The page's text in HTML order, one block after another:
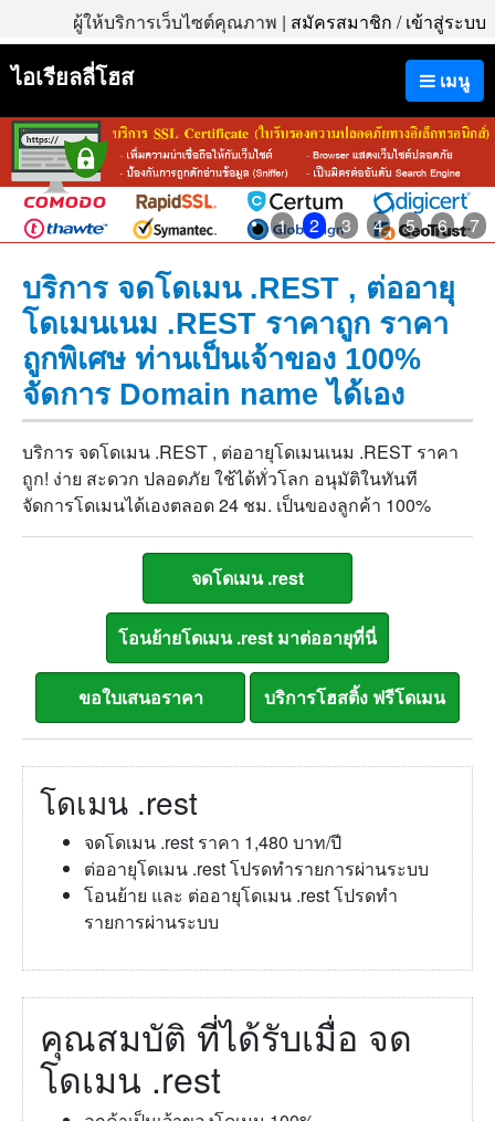
ผู้ให้บริการเว็บไซต์คุณภาพ | สมัครสมาชิก /เข้าสู่ระบบ
เมนู
ไอเรียลลี่โฮส
1 2 3 4 5 6 7
บริการ จดโดเมน .REST , ต่ออายุ
โดเมนเนม .REST ราคาถูก ราคา
ถูกพิเศษ ท่านเป็นเจ้าของ 100%
จัดการ Domain name ได้เอง
บริการ จดโดเมน .REST , ต่ออายุโดเมนเนม .REST ราคา
ถูก! ง่าย สะดวก ปลอดภัย ใช้ได้ทั่วโลก อนุมัติในทันที
จัดการโดเมนได้เองตลอด 24 ชม. เป็นของลูกค้า 100%
โดเมน .rest
จดโดเมน .rest ราคา 1,480 บาท/ปี
ต่ออายุโดเมน .rest โปรดทำรายการผ่านระบบ
โอนย้าย และ ต่ออายุโดเมน .rest โปรดทำ
รายการผ่านระบบ
คุณสมบัติ ที่ได้รับเมื่อ จด
โดเมน .rest